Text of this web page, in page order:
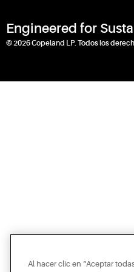
Engineered for
© 2026 Copeland LP. Todos los
Al hacer clic en “Aceptar